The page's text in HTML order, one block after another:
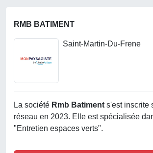
RMB BATIMENT
Saint-Martin-Du-Frene
La société Rmb Batiment s'est inscrite
réseau en 2023. Elle est spécialisée
"Entretien espaces verts".